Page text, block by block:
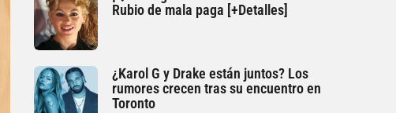
Rubio de mala paga [+Detalles]
¿Karol G y Drake están juntos? Los
rumores crecen tras su encuentro en
Toronto